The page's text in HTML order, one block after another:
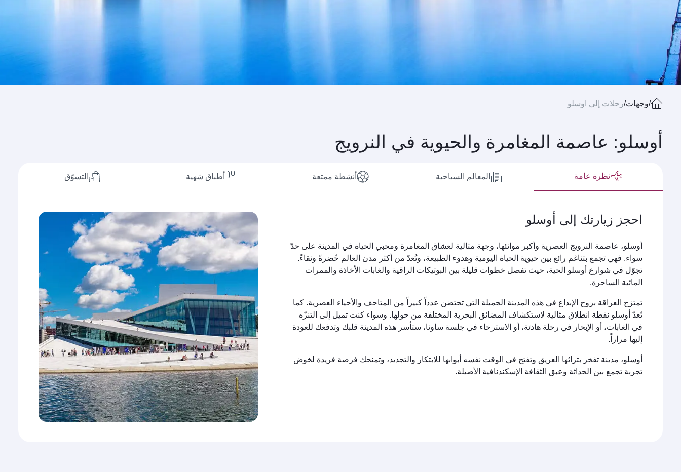
/وجهات/رحلات إلى اوسلو
أوسلو: عاصمة المغامرة والحيوية في النرويج
نظرة عامة المعالم السياحية أنشطة ممتعة أطباق شهية التسوّق
احجز زيارتك إلى أوسلو
أوسلو، عاصمة النرويج العصرية وأكبر موانئها، وجهة مثالية لعشاق المغامرة ومحبي الحياة في المدينة على حدّ
سواء. فهي تجمع بتناغم رائع بين حيوية الحياة اليومية وهدوء الطبيعة، وتُعدّ من أكثر مدن العالم خُضرةً ونقاءً.
تجوّل في شوارع أوسلو الحية، حيث تفصل خطوات قليلة بين البوتيكات الراقية والغابات الأخاذة والممرات
المائية الساحرة.
تمتزج العراقة بروح الإبداع في هذه المدينة الجميلة التي تحتضن عدداً كبيراً من المتاحف والأحياء العصرية. كما
تُعدّ أوسلو نقطة انطلاق مثالية لاستكشاف المضائق البحرية المختلفة من حولها. وسواء كنت تميل إلى التنزّه
في الغابات، أو الإبحار في رحلة هادئة، أو الاسترخاء في جلسة ساونا، ستأسر هذه المدينة قلبك وتدفعك للعودة
إليها مراراً.
أوسلو، مدينة تفخر بتراثها العريق وتفتح في الوقت نفسه أبوابها للابتكار والتجديد، وتمنحك فرصة فريدة لخوض
تجربة تجمع بين الحداثة وعبق الثقافة الإسكندنافية الأصيلة.